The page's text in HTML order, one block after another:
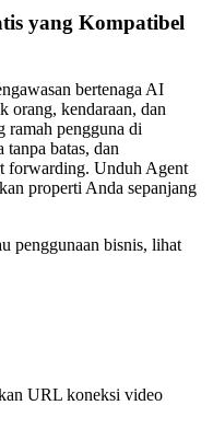
yang Kompatibel
bertenaga AI
orang, kendaraan, dan
ramah pengguna di
batas, dan
forwarding. Unduh Agent
properti Anda sepanjang
penggunaan bisnis, lihat
URL koneksi video